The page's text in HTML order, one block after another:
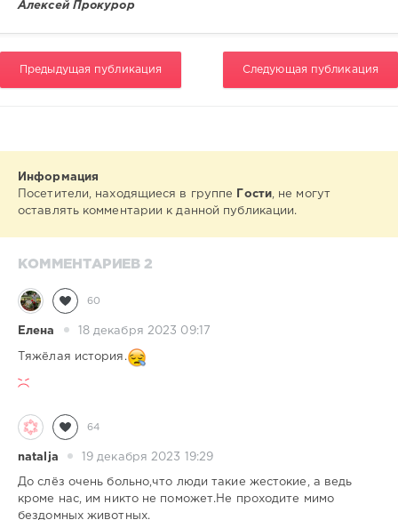
Алексей Прокурор
Предыдущая публикация Следующая публикация
Информация
Посетители, находящиеся в группе
Гости, не могут
оставлять комментарии к данной публикации.
КОММЕНТАРИЕВ 2
60
Елена 18 декабря 2023 09:17
Тяжёлая история.
64
natalja 19 декабря 2023 19:29
До слёз очень больно,что люди такие жестокие, а ведь
кроме нас, им никто не поможет.Не проходите мимо
бездомных животных.